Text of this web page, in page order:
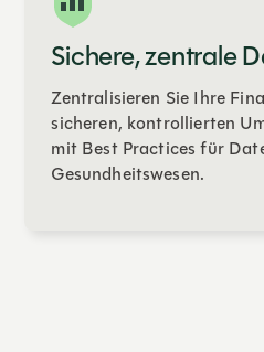
Sichere, zentrale
Zentralisieren Sie Ihre
sicheren, kontrollierten
mit Best Practices für
Gesundheitswesen.